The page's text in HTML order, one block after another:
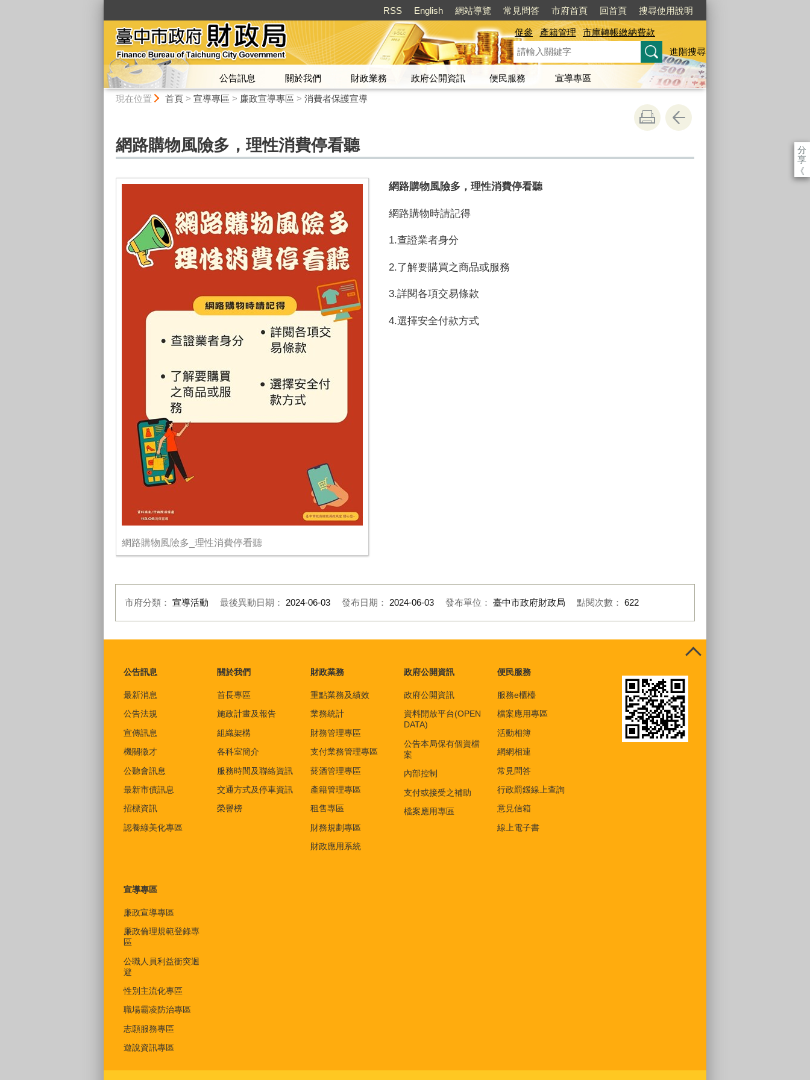
RSS English 網站導覽 常見問答 市府首頁 回首頁 搜尋使用說明
促參 產籍管理
市庫轉帳繳納費款
進階搜尋
公告訊息 關於我們 財政業務 政府公開資訊 便民服務
宣導專區
現在位置 首頁> 宣導專區 > 廉政宣導專區 > 消費者保護宣導
分
享
《
網路購物風險多，理性消費停看聽
網路購物風險多_理性消費停看聽
網路購物風險多，理性消費停看聽
網路購物時請記得
1.查證業者身分
2.了解要購買之商品或服務
3.詳閱各項交易條款
4.選擇安全付款方式
市府分類： 宣導活動 最後異動日期： 2024-06-03 發布日期： 2024-06-03 發布單位： 臺中市政府財政局 點閱次數： 622
公告訊息
最新消息
公告法規
宣傳訊息
機關徵才
公聽會訊息
最新市債訊息
招標資訊
認養綠美化專區
關於我們
首長專區
施政計畫及報告
組織架構
各科室簡介
服務時間及聯絡資訊
交通方式及停車資訊
榮譽榜
財政業務
重點業務及績效
業務統計
財務管理專區
支付業務管理專區
菸酒管理專區
產籍管理專區
租售專區
財務規劃專區
財政應用系統
政府公開資訊
政府公開資訊
資料開放平台(OPEN
DATA)
公告本局保有個資檔
案
內部控制
支付或接受之補助
檔案應用專區
便民服務
服務e櫃檯
檔案應用專區
活動相簿
網網相連
常見問答
行政罰鍰線上查詢
意見信箱
線上電子書
宣導專區
廉政宣導專區
廉政倫理規範登錄專
區
公職人員利益衝突迴
避
性別主流化專區
職場霸凌防治專區
志願服務專區
遊說資訊專區